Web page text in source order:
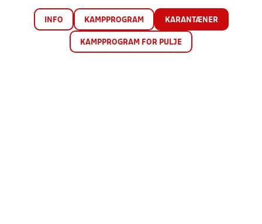
INFO KAMPPROGRAM KARANTÆNER
KAMPPROGRAM FOR PULJE